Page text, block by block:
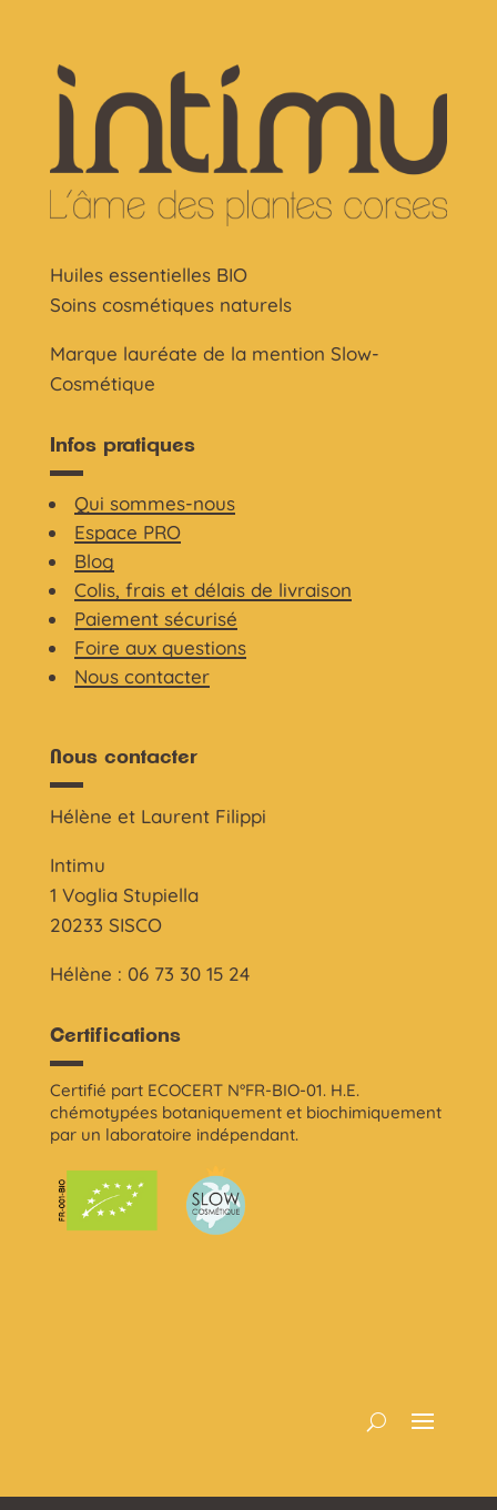
Huiles essentielles BIO
Soins cosmétiques naturels
Marque lauréate de la mention Slow-
Cosmétique
Infos pratiques
Qui sommes-nous
Espace PRO
Blog
Colis, frais et délais de livraison
Paiement sécurisé
Foire aux questions
Nous contacter
Nous contacter
Hélène et Laurent Filippi
Intimu
1 Voglia Stupiella
20233 SISCO
Hélène : 06 73 30 15 24
Certifications
Certifié part ECOCERT N°FR-BIO-01. H.E.
chémotypées botaniquement et biochimiquement
par un laboratoire indépendant.